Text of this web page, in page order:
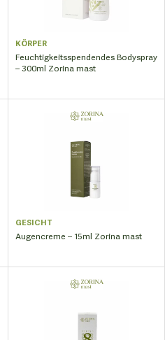
KÖRPER
Feuchtigkeitsspendendes Bodyspray
– 300ml Zorina mast
GESICHT
Augencreme – 15ml Zorina mast